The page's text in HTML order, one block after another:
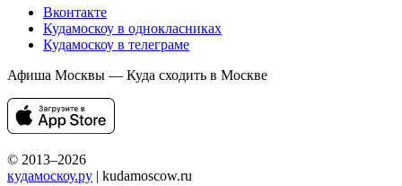
Вконтакте
Кудамоскоу в однокласниках
Кудамоскоу в телеграме
Афиша Москвы — Куда сходить в Москве
© 2013–2026
кудамоскоу.ру | kudamoscow.ru